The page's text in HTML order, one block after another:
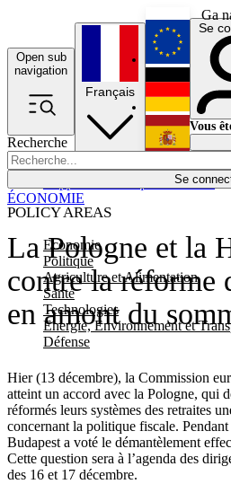
Ga
Open sub
navigation
Recherche
Se
POLICY AREAS
Economie
Politique
Agriculture et Alimentation
Santé
Technologies
Energie, Environnement et
Défense
Économie
Français
English
Deutsch
Se
Vous
La Pologne et la
contre la réforme
en amont du
Hier (13 décembre), la Commission
atteint un accord avec la Pologne, qui
réformés leurs systèmes des retraites
concernant la politique fiscale.
Budapest a voté le démantèlement
Cette question sera à l’agenda des
des 16 et 17 décembre.
ÉCONOMIE